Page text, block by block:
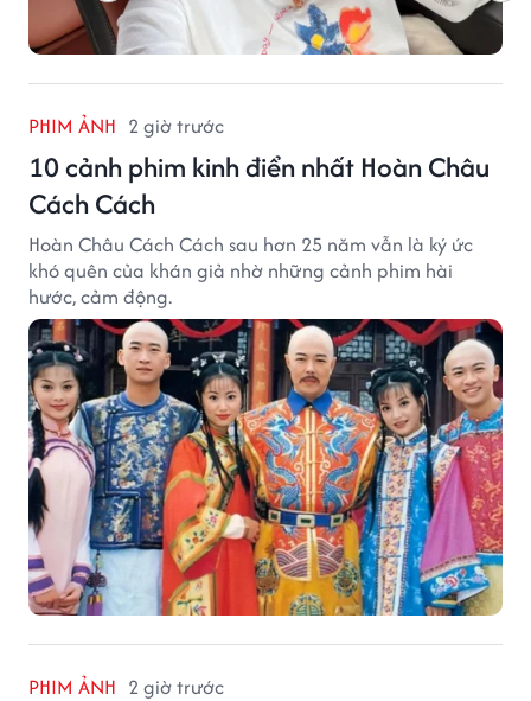
PHIM ẢNH 2 giờ trước
10 cảnh phim kinh điển nhất Hoàn Châu
Cách Cách
Hoàn Châu Cách Cách sau hơn 25 năm vẫn là ký ức
khó quên của khán giả nhờ những cảnh phim hài
hước, cảm động.
PHIM ẢNH 2 giờ trước